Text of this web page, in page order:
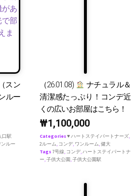
スン
ルー
口駅
ンルー
（26.01.08)
ナチュラル＆
清潔感たっぷり！コンデ近
くの広いお部屋はこちら！
₩1,100,000
Categories♥ ハートステイパートナーズ,
2ルーム, コンデ, ワンルーム,健大
Tags7号線, コンデ,ハートステイパートナ
ー,子供大公園,子供大公園駅